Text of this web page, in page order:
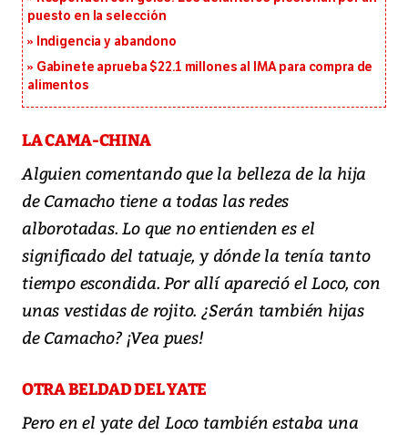
puesto en la selección
Indigencia y abandono
Gabinete aprueba $22.1 millones al IMA para compra de
alimentos
LA CAMA-CHINA
Alguien comentando que la belleza de la hija
de Camacho tiene a todas las redes
alborotadas. Lo que no entienden es el
significado del tatuaje, y dónde la tenía tanto
tiempo escondida. Por allí apareció el Loco, con
unas vestidas de rojito. ¿Serán también hijas
de Camacho? ¡Vea pues!
OTRA BELDAD DEL YATE
Pero en el yate del Loco también estaba una